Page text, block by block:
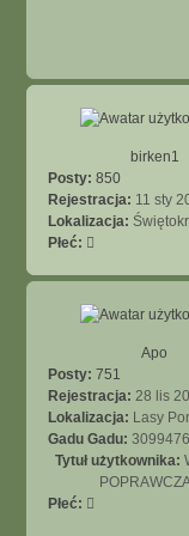
birken1
Posty: 850
Rejestracja: 11 sty
Lokalizacja:
Płeć:
Apo
Posty: 751
Rejestracja: 28 lis
Lokalizacja: Lasy
Gadu Gadu: 3099476
Tytuł użytkownika:
Płeć: